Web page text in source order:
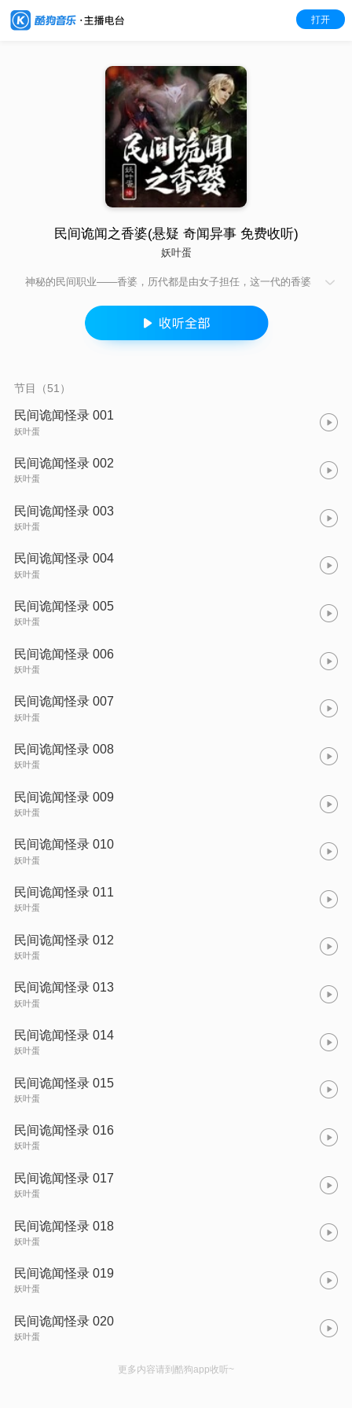
打开
民间诡闻之香婆(悬疑 奇闻异事 免费收听)
妖叶蛋
神秘的民间职业——香婆，历代都是由女子担任，这一代的香婆
节目（51）
民间诡闻怪录 001
妖叶蛋
民间诡闻怪录 002
妖叶蛋
民间诡闻怪录 003
妖叶蛋
民间诡闻怪录 004
妖叶蛋
民间诡闻怪录 005
妖叶蛋
民间诡闻怪录 006
妖叶蛋
民间诡闻怪录 007
妖叶蛋
民间诡闻怪录 008
妖叶蛋
民间诡闻怪录 009
妖叶蛋
民间诡闻怪录 010
妖叶蛋
民间诡闻怪录 011
妖叶蛋
民间诡闻怪录 012
妖叶蛋
民间诡闻怪录 013
妖叶蛋
民间诡闻怪录 014
妖叶蛋
民间诡闻怪录 015
妖叶蛋
民间诡闻怪录 016
妖叶蛋
民间诡闻怪录 017
妖叶蛋
民间诡闻怪录 018
妖叶蛋
民间诡闻怪录 019
妖叶蛋
民间诡闻怪录 020
妖叶蛋
更多内容请到酷狗app收听~